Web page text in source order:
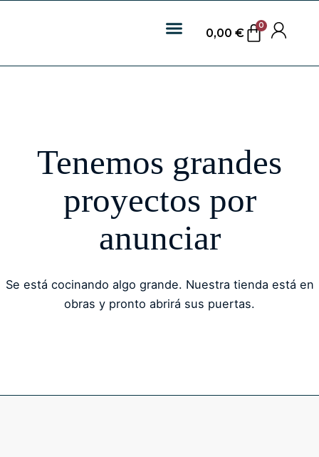
0,00 €
0
Tenemos grandes
proyectos por
anunciar
Se está cocinando algo grande. Nuestra tienda está en
obras y pronto abrirá sus puertas.